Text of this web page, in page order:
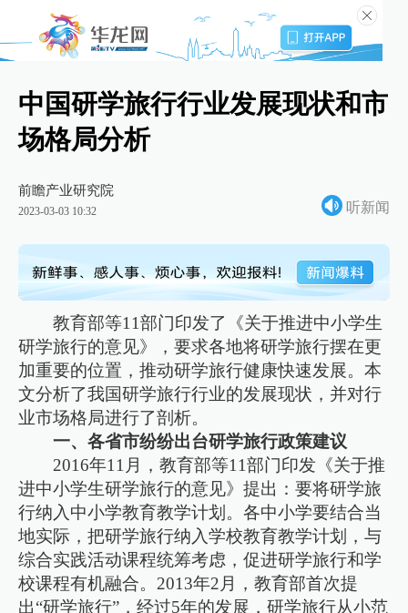
中国研学旅行行业发展现状和市
场格局分析
前瞻产业研究院
2023-03-03 10:32 听新闻
教育部等11部门印发了《关于推进中小学生
研学旅行的意见》，要求各地将研学旅行摆在更
加重要的位置，推动研学旅行健康快速发展。本
文分析了我国研学旅行行业的发展现状，并对行
业市场格局进行了剖析。
一、各省市纷纷出台研学旅行政策建议
2016年11月，教育部等11部门印发《关于推
进中小学生研学旅行的意见》提出：要将研学旅
行纳入中小学教育教学计划。各中小学要结合当
地实际，把研学旅行纳入学校教育教学计划，与
综合实践活动课程统筹考虑，促进研学旅行和学
校课程有机融合。2013年2月，教育部首次提
出“研学旅行”，经过5年的发展，研学旅行从小范